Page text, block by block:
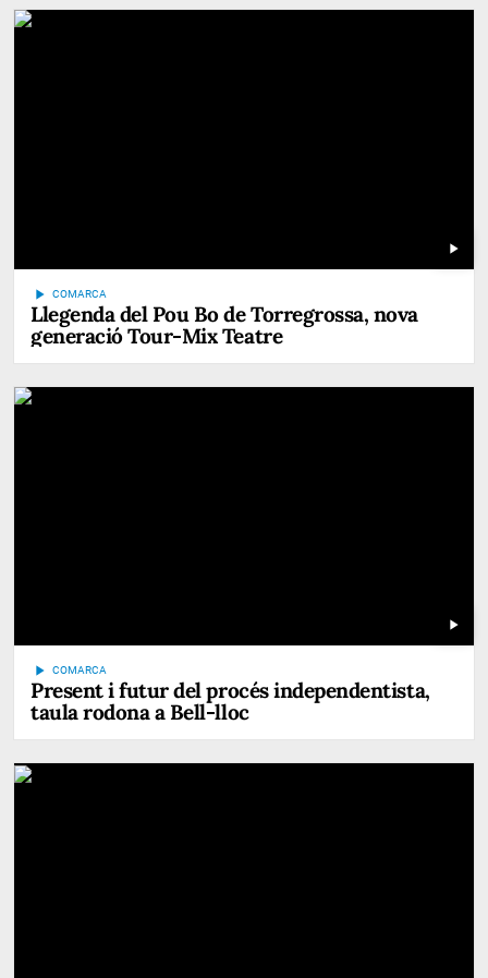
play_arrow
play_arrow COMARCA
Llegenda del Pou Bo de Torregrossa, nova
generació Tour-Mix Teatre
play_arrow
play_arrow COMARCA
Present i futur del procés independentista,
taula rodona a Bell-lloc